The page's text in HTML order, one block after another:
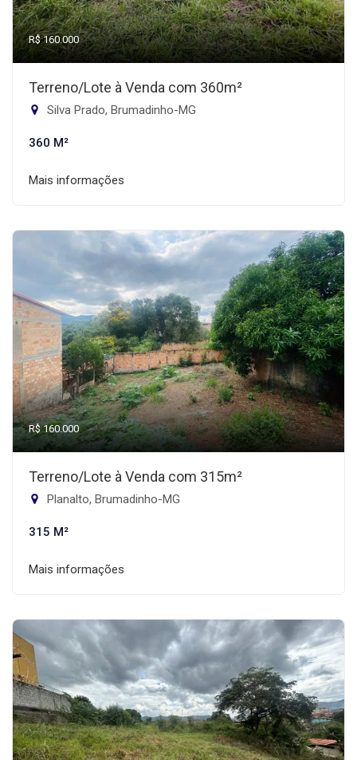
R$ 160.000
Terreno/Lote à Venda com 360m²
Silva Prado, Brumadinho-MG
360 M²
Mais informações
R$ 160.000
Terreno/Lote à Venda com 315m²
Planalto, Brumadinho-MG
315 M²
Mais informações